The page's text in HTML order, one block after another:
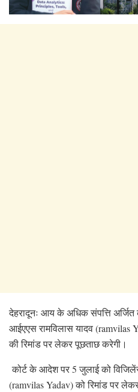
देहरादूनः आय के अधिक संपत्ति
आईएएस रामविलास यादव (ramvilas
की रिमांड पर लेकर पूछताछ करेगी।
कोर्ट के आदेश पर 5 जुलाई को
(ramvilas Yadav) को रिमांड पर